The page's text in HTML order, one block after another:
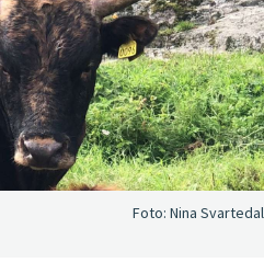
Foto: Nina Svartedal